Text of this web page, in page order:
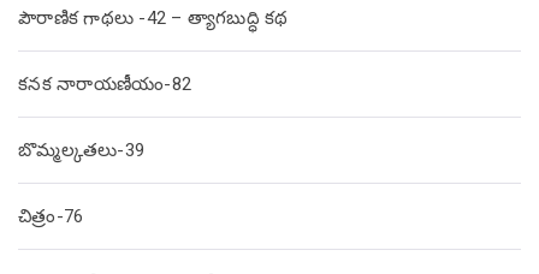
పౌరాణిక గాథలు -42 – త్యాగబుద్ధి కథ
కనక నారాయణీయం-82
బొమ్మల్కతలు-39
చిత్రం-76